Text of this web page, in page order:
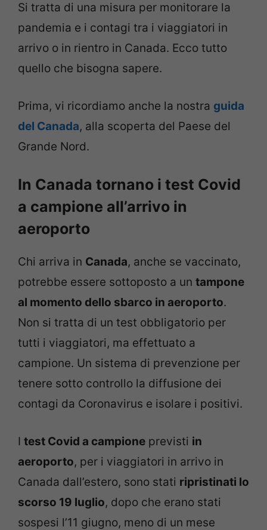
Si tratta di una misura per monitorare la
pandemia e i contagi tra i viaggiatori in
arrivo o in rientro in Canada. Ecco tutto
quello che bisogna sapere.
Prima, vi ricordiamo anche la nostra guida
del Canada, alla scoperta del Paese del
Grande Nord.
In Canada tornano i test Covid
a campione all’arrivo in
aeroporto
Chi arriva in Canada, anche se vaccinato,
potrebbe essere sottoposto a un tampone
al momento dello sbarco in aeroporto.
Non si tratta di un test obbligatorio per
tutti i viaggiatori, ma effettuato a
campione. Un sistema di prevenzione per
tenere sotto controllo la diffusione dei
contagi da Coronavirus e isolare i positivi.
I test Covid a campione previsti in
aeroporto, per i viaggiatori in arrivo in
Canada dall’estero, sono stati ripristinati lo
scorso 19 luglio, dopo che erano stati
sospesi l’11 giugno, meno di un mese